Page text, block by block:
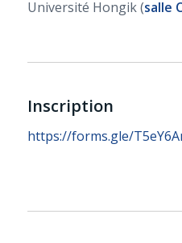
Université Hongik (salle
Inscription
https://forms.gle/